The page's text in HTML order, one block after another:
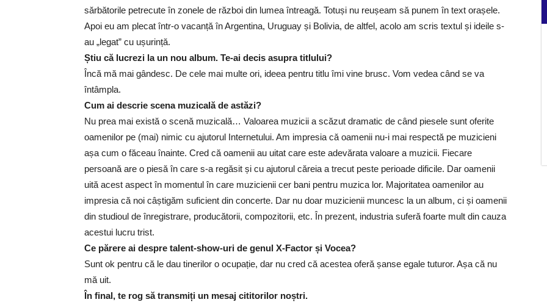
sărbătorile petrecute în zonele de război din lumea întreagă. Totuși nu reușeam să punem în text orașele.
Apoi eu am plecat într-o vacanță în Argentina, Uruguay și Bolivia, de altfel, acolo am scris textul și ideile s-
au „legat” cu ușurință.
Știu că lucrezi la un nou album. Te-ai decis asupra titlului?
Încă mă mai gândesc. De cele mai multe ori, ideea pentru titlu îmi vine brusc. Vom vedea când se va
întâmpla.
Cum ai descrie scena muzicală de astăzi?
Nu prea mai există o scenă muzicală… Valoarea muzicii a scăzut dramatic de când piesele sunt oferite
oamenilor pe (mai) nimic cu ajutorul Internetului. Am impresia că oamenii nu-i mai respectă pe muzicieni
așa cum o făceau înainte. Cred că oamenii au uitat care este adevărata valoare a muzicii. Fiecare
persoană are o piesă în care s-a regăsit și cu ajutorul căreia a trecut peste perioade dificile. Dar oamenii
uită acest aspect în momentul în care muzicienii cer bani pentru muzica lor. Majoritatea oamenilor au
impresia că noi câștigăm suficient din concerte. Dar nu doar muzicienii muncesc la un album, ci și oamenii
din studioul de înregistrare, producătorii, compozitorii, etc. În prezent, industria suferă foarte mult din cauza
acestui lucru trist.
Ce părere ai despre talent-show-uri de genul X-Factor și Vocea?
Sunt ok pentru că le dau tinerilor o ocupație, dar nu cred că acestea oferă șanse egale tuturor. Așa că nu
mă uit.
În final, te rog să transmiți un mesaj cititorilor noștri.